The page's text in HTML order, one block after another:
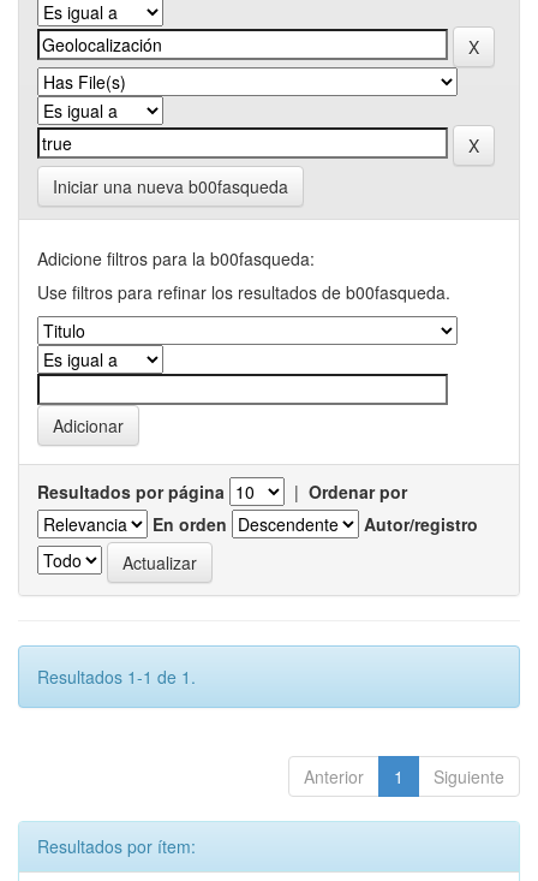
Iniciar una nueva b00fasqueda
Adicione filtros para la b00fasqueda:
Use filtros para refinar los resultados de b00fasqueda.
Resultados por página | Ordenar por
En orden
Autor/registro
Resultados 1-1 de 1.
Anterior 1 Siguiente
Resultados por ítem: